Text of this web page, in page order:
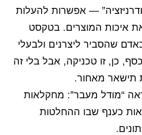
— אפשרות להעלות
את איכות המוצרים. בטקסט
שהסביר ליצרנים ולבעלי
כן, זו טכניקה, אבל בלי זה
תישאר מאחור.
“מודל מעבר”: מחקלאות
כענף שבו ההחלטות